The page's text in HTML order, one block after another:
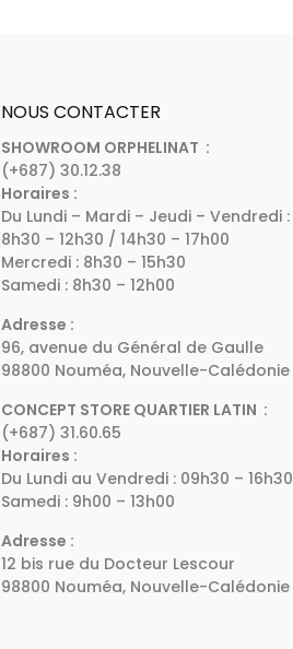
NOUS CONTACTER
SHOWROOM ORPHELINAT :
(+687) 30.12.38
Horaires :
Du Lundi – Mardi – Jeudi – Vendredi :
8h30 – 12h30 / 14h30 – 17h00
Mercredi : 8h30 – 15h30
Samedi : 8h30 – 12h00
Adresse :
96, avenue du Général de Gaulle
98800 Nouméa, Nouvelle-Calédonie
CONCEPT STORE QUARTIER LATIN :
(+687) 31.60.65
Horaires :
Du Lundi au Vendredi : 09h30 – 16h30
Samedi : 9h00 – 13h00
Adresse :
12 bis rue du Docteur Lescour
98800 Nouméa, Nouvelle-Calédonie